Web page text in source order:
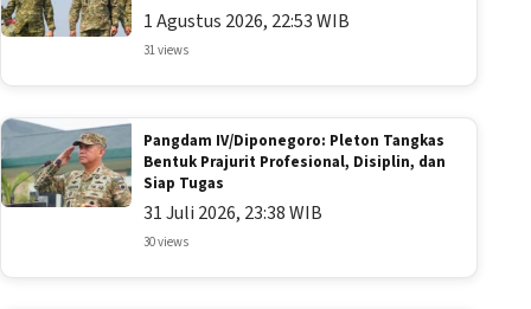
1 Agustus 2026, 22:53 WIB
31 views
Pangdam IV/Diponegoro: Pleton Tangkas
Bentuk Prajurit Profesional, Disiplin, dan
Siap Tugas
31 Juli 2026, 23:38 WIB
30 views